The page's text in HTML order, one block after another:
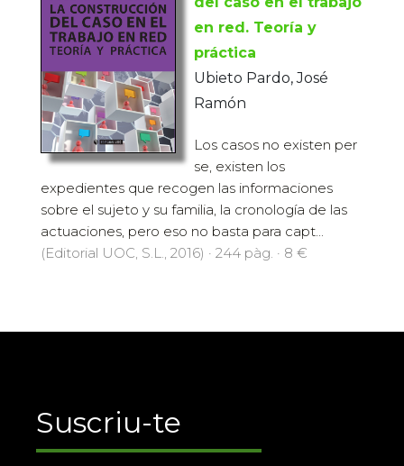
en red. Teoría y
práctica
Ubieto Pardo, José
Ramón
Los casos no existen per
se, existen los
expedientes que recogen las informaciones
sobre el sujeto y su familia, la cronología de las
actuaciones, pero eso no basta para capt...
(Editorial UOC, S.L., 2016) · 244 pàg. · 8 €
Suscriu-te